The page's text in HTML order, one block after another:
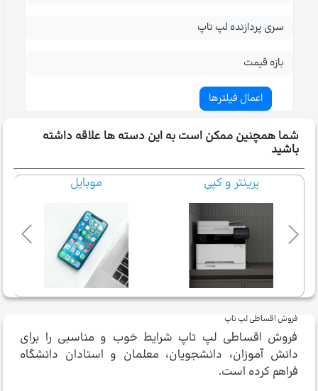
سری پردازنده لپ تاپ
بازه قیمت
شما همچنین ممکن است به این دسته ها علاقه داشته
باشید
پرینتر و کپی
موبایل
فروش اقساطی لپ تاپ
فروش اقساطی لپ تاپ شرایط خوب و مناسبی را برای
دانش آموزان، دانشجویان، معلمان و استادان دانشگاه
فراهم کرده است.